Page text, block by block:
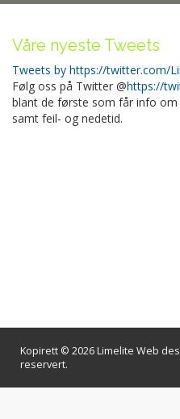
Våre nyeste Tweets
Tweets by https://twitter.com/
Følg oss på Twitter @https://
blant de første som får info
samt feil- og nedetid.
Kopirett © 2026 Limelite Web
reservert.